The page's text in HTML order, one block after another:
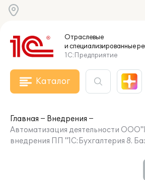
Отраслевые
и специализированные
1С:Предприятие
Каталог
Главная
Внедрения
Автоматизация деятельности
внедрения ПП "1С:Бухгалтерия 8.